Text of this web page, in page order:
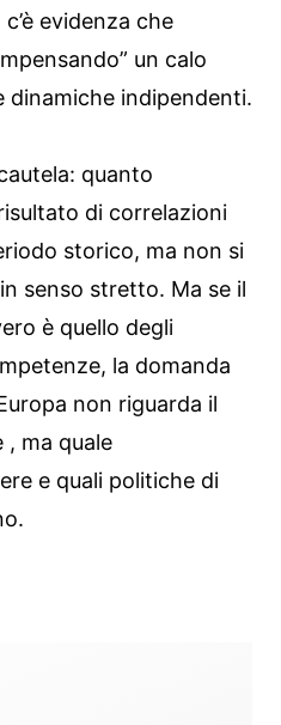
evidenza che
un calo
dinamiche indipendenti.
quanto
di correlazioni
storico, ma non si
senso stretto. Ma se il
è quello degli
la domanda
non riguarda il
, ma quale
e quali politiche di